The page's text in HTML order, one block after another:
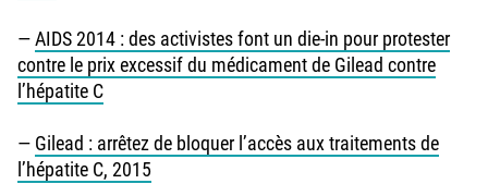
—AIDS 2014 : des activistes font un die-in pour protester
contre le prix excessif du médicament de Gilead contre
l’hépatite C
— Gilead : arrêtez de bloquer l’accès aux traitements de
l’hépatite C, 2015